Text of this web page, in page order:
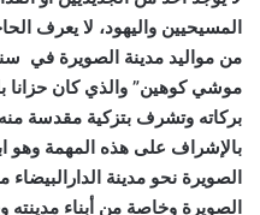
المسيحيين واليهود، لا يعرف
موشي كوهين” والذي كان حزانا
بركاته وتشرف بتزكية مقدسة
الصويرة نحو مدينة
الصويرة وخاصة من أبناء